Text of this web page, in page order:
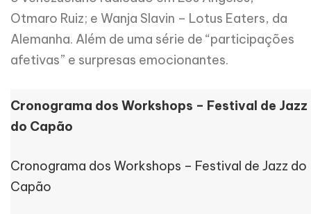
Otmaro Ruiz; e Wanja Slavin – Lotus Eaters, da
Alemanha. Além de uma série de “participações
afetivas” e surpresas emocionantes.
Cronograma dos Workshops – Festival de Jazz
do Capão
Cronograma dos Workshops – Festival de Jazz do
Capão